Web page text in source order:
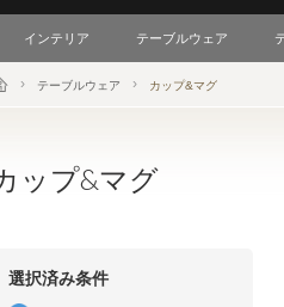
インテリア テーブルウェア
テーブルウェア カップ&マグ
ップ&マグ
選択済み条件